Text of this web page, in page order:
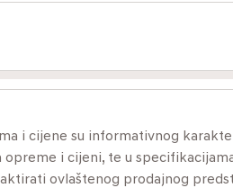
i cijene su informativnog
opreme i cijeni, te u
ovlaštenog prodajnog